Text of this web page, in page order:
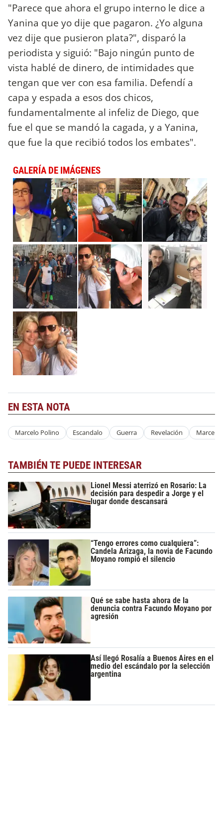
"Parece que ahora el grupo interno le dice a
Yanina que yo dije que pagaron. ¿Yo alguna
vez dije que pusieron plata?", disparó la
periodista y siguió: "Bajo ningún punto de
vista hablé de dinero, de intimidades que
tengan que ver con esa familia. Defendí a
capa y espada a esos dos chicos,
fundamentalmente al infeliz de Diego, que
fue el que se mandó la cagada, y a Yanina,
que fue la que recibió todos los embates".
GALERÍA DE IMÁGENES
EN ESTA NOTA
Marcelo Polino Escandalo Guerra Revelación Marcelo
TAMBIÉN TE PUEDE INTERESAR
Lionel Messi aterrizó en Rosario: La
decisión para despedir a Jorge y el
lugar donde descansará
“Tengo errores como cualquiera”:
Candela Arizaga, la novia de Facundo
Moyano rompió el silencio
Qué se sabe hasta ahora de la
denuncia contra Facundo Moyano por
agresión
Así llegó Rosalía a Buenos Aires en el
medio del escándalo por la selección
argentina